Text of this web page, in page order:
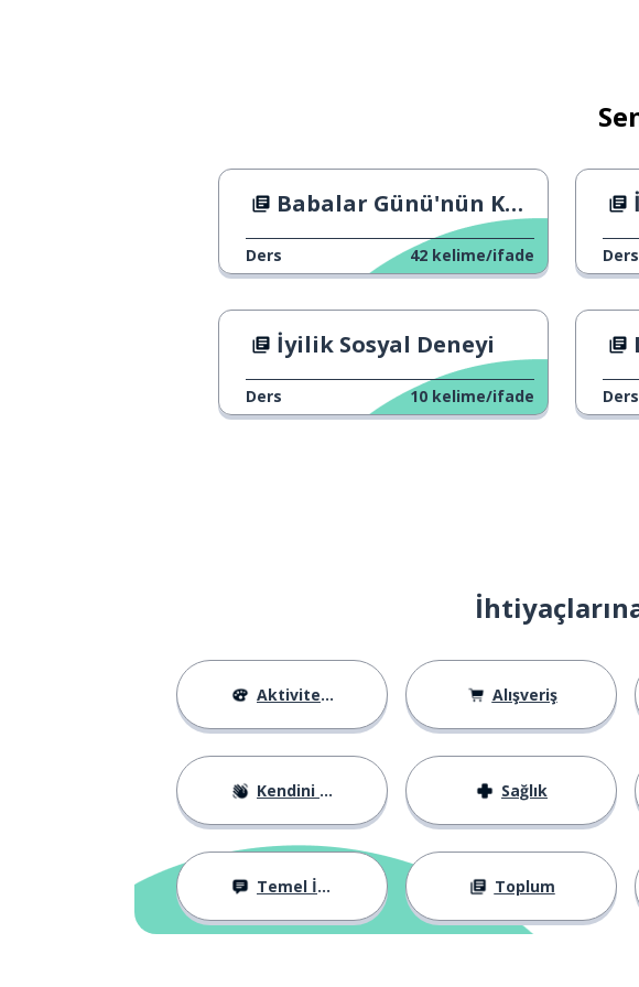
Babalar Günü'nün Kökeni
Ders 42 kelime/ifade Ders
İyilik Sosyal Deneyi
Ders 10 kelime/ifade Ders
Aktiviteler Alışveriş
Kendini Tanıtma Sağlık
Temel İfadeler Toplum